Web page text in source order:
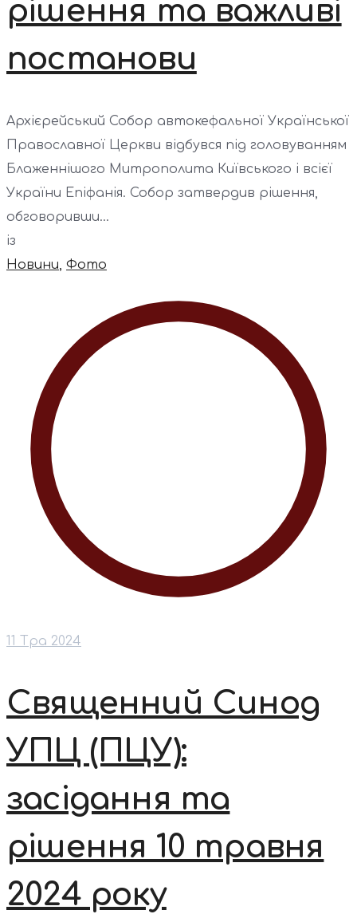
рішення та важливі
постанови
Архієрейський Собор автокефальної Української
Православної Церкви відбувся під головуванням
Блаженнішого Митрополита Київського і всієї
України Епіфанія. Собор затвердив рішення,
обговоривши...
із
Новини, Фото
11 Тра 2024
Священний Синод
УПЦ (ПЦУ):
засідання та
рішення 10 травня
2024 року